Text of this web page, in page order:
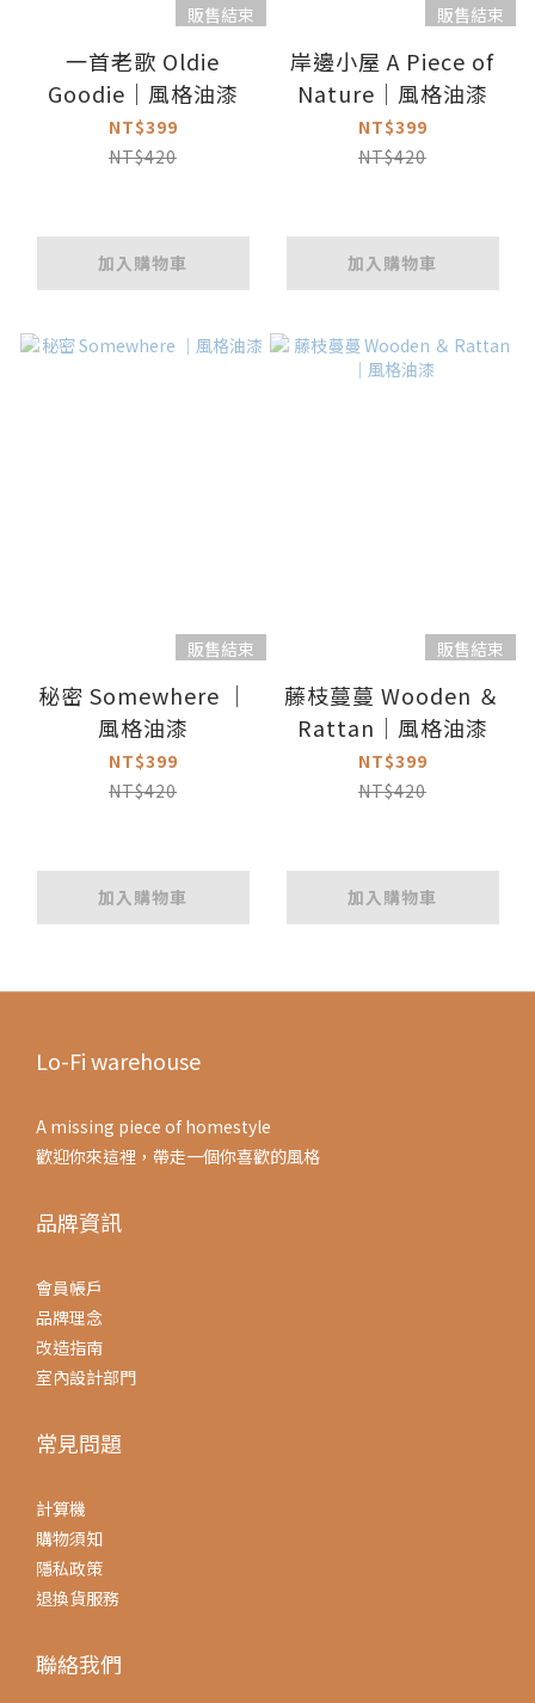
販售結束
一首老歌 Oldie
Goodie｜風格油漆
NT$399
NT$420
加入購物車
販售結束
岸邊小屋 A Piece of
Nature｜風格油漆
NT$399
NT$420
加入購物車
販售結束
秘密 Somewhere ｜
風格油漆
NT$399
NT$420
加入購物車
販售結束
藤枝蔓蔓 Wooden ＆
Rattan｜風格油漆
NT$399
NT$420
加入購物車
Lo-Fi warehouse
A missing piece of homestyle
歡迎你來這裡，帶走一個你喜歡的風格
品牌資訊
會員帳戶
品牌理念
改造指南
室內設計部門
常見問題
計算機
購物須知
隱私政策
退換貨服務
聯絡我們